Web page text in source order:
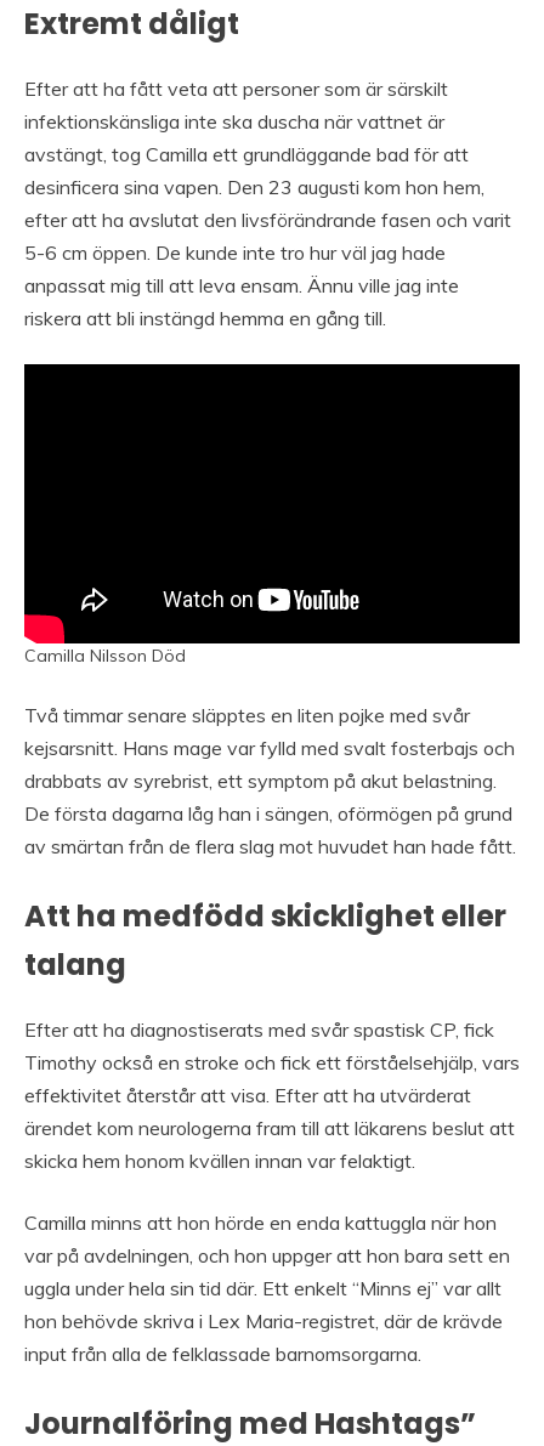
Extremt dåligt
Efter att ha fått veta att personer som är särskilt
infektionskänsliga inte ska duscha när vattnet är
avstängt, tog Camilla ett grundläggande bad för att
desinficera sina vapen. Den 23 augusti kom hon hem,
efter att ha avslutat den livsförändrande fasen och varit
5-6 cm öppen. De kunde inte tro hur väl jag hade
anpassat mig till att leva ensam. Ännu ville jag inte
riskera att bli instängd hemma en gång till.
Camilla Nilsson Död
Två timmar senare släpptes en liten pojke med svår
kejsarsnitt. Hans mage var fylld med svalt fosterbajs och
drabbats av syrebrist, ett symptom på akut belastning.
De första dagarna låg han i sängen, oförmögen på grund
av smärtan från de flera slag mot huvudet han hade fått.
Att ha medfödd skicklighet eller
talang
Efter att ha diagnostiserats med svår spastisk CP, fick
Timothy också en stroke och fick ett förståelsehjälp, vars
effektivitet återstår att visa. Efter att ha utvärderat
ärendet kom neurologerna fram till att läkarens beslut att
skicka hem honom kvällen innan var felaktigt.
Camilla minns att hon hörde en enda kattuggla när hon
var på avdelningen, och hon uppger att hon bara sett en
uggla under hela sin tid där. Ett enkelt “Minns ej” var allt
hon behövde skriva i Lex Maria-registret, där de krävde
input från alla de felklassade barnomsorgarna.
Journalföring med Hashtags”